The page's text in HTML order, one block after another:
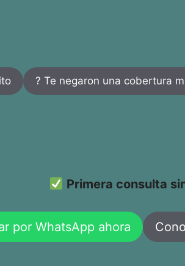
? Te negaron una cobertura
Primera consulta
por WhatsApp ahora